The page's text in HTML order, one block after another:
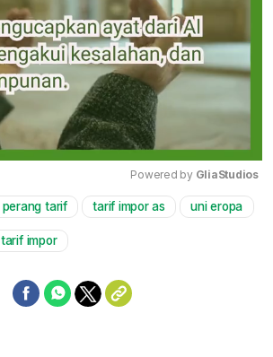
Mute
Powered by GliaStudios
perang tarif tarif impor as uni eropa
tarif impor